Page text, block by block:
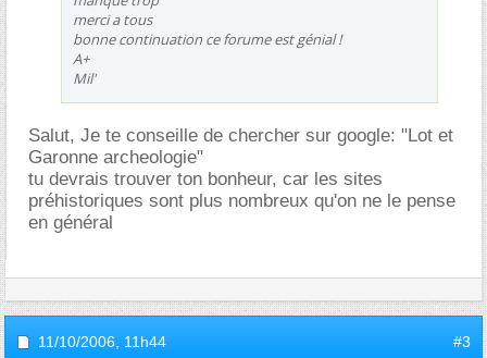
merci a tous
bonne continuation ce forume est génial !
A+
Mil'
Salut, Je te conseille de chercher sur google: "Lot et
Garonne archeologie"
tu devrais trouver ton bonheur, car les sites
préhistoriques sont plus nombreux qu'on ne le pense
en général
11/10/2006, 11h44 #3